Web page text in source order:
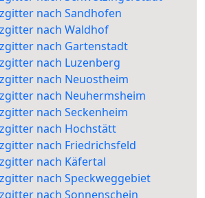
nach Sandhofen
nach Waldhof
nach Gartenstadt
nach Luzenberg
nach Neuostheim
nach Neuhermsheim
nach Seckenheim
nach Hochstätt
nach Friedrichsfeld
nach Käfertal
nach Speckweggebiet
nach Sonnenschein